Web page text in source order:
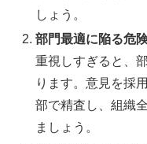
しょう。
部門最適に陥る危
重視しすぎると、
ります。意見を採
部で精査し、組織
ましょう。